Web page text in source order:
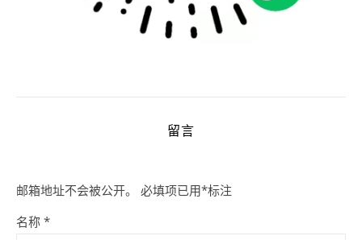
留言
邮箱地址不会被公开。 必填项已用*标注
名称 *